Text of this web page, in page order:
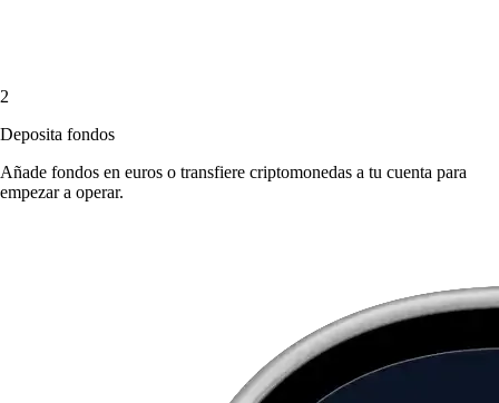
2
Deposita fondos
Añade fondos en euros o transfiere criptomonedas a tu cuenta para
empezar a operar.